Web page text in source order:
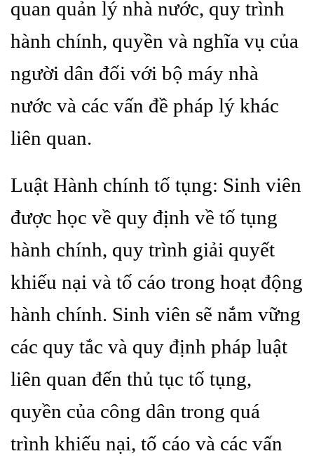
quan quản lý nhà nước, quy trình
hành chính, quyền và nghĩa vụ của
người dân đối với bộ máy nhà
nước và các vấn đề pháp lý khác
liên quan.
Luật Hành chính tố tụng: Sinh viên
được học về quy định về tố tụng
hành chính, quy trình giải quyết
khiếu nại và tố cáo trong hoạt động
hành chính. Sinh viên sẽ nắm vững
các quy tắc và quy định pháp luật
liên quan đến thủ tục tố tụng,
quyền của công dân trong quá
trình khiếu nại, tố cáo và các vấn